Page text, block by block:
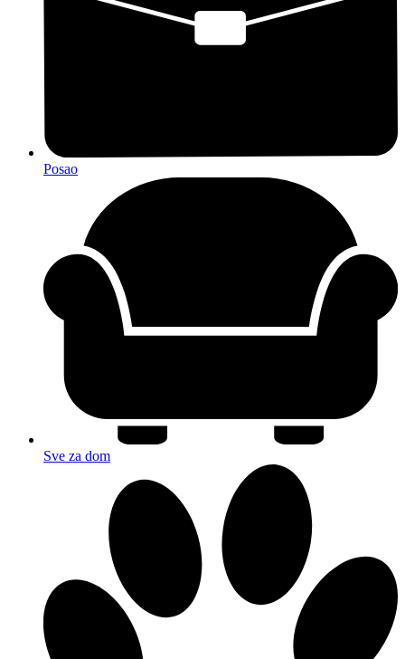
Posao
Sve za dom